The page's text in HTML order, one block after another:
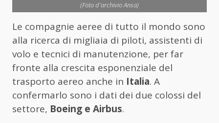
(Foto d'archivio Ansa)
Le compagnie aeree di tutto il mondo sono
alla ricerca di migliaia di piloti, assistenti di
volo e tecnici di manutenzione, per far
fronte alla crescita esponenziale del
trasporto aereo anche in Italia. A
confermarlo sono i dati dei due colossi del
settore, Boeing e Airbus.